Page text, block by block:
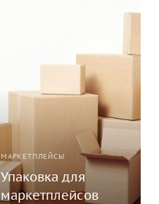
МАРКЕТПЛЕЙСЫ
Упаковка для
маркетплейсов